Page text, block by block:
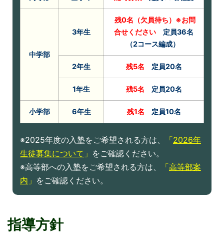
中学部
3年生
残0名（欠員待ち）※お問
合せください 定員36名
（2コース編成）
2年生 残5名 定員20名
1年生 残5名 定員20名
小学部 6年生 残1名 定員10名
※2025年度の入塾をご希望される方は、 「2026年
生徒募集について 」 をご確認ください。
※高等部への入塾をご希望される方は、
「高等部案
内 」 をご確認ください。
指導方針